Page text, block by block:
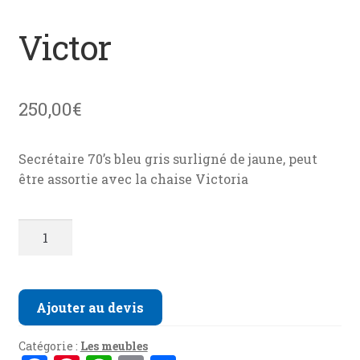
Mon devis
Victor
250,00€
Secrétaire 70’s bleu gris surligné de jaune, peut
être assortie avec la chaise Victoria
quantité
Ajouter au devis
Catégorie : Les meubles